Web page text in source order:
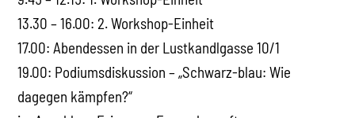
13.30 – 16.00: 2. Workshop-Einheit
17.00: Abendessen in der Lustkandlgasse 10/1
19.00: Podiumsdiskussion – „Schwarz-blau: Wie
dagegen kämpfen?“